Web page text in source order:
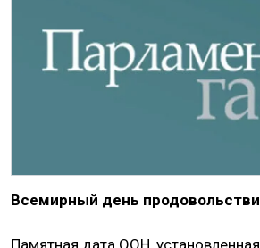
Всемирный день
Па­мятная дата ООН,